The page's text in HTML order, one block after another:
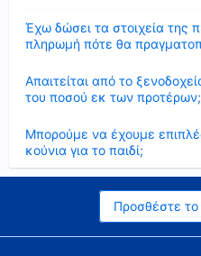
Έχω δώσει τα στοιχεία της
πληρωμή πότε θα
Απαιτείται από το
του ποσού εκ των προτέρων;
Μπορούμε να έχουμε
κούνια για το παιδί;
Προσθέστε